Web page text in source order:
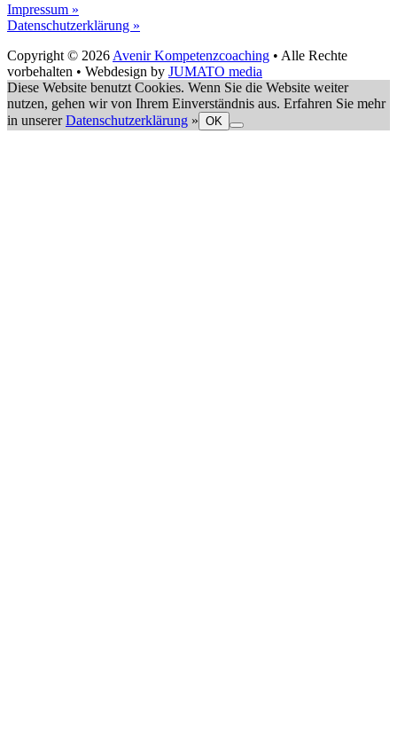
Impressum »
Datenschutzerklärung »
Copyright © 2026 Avenir Kompetenzcoaching • Alle Rechte
vorbehalten • Webdesign by JUMATO media
Diese Website benutzt Cookies. Wenn Sie die Website weiter
nutzen, gehen wir von Ihrem Einverständnis aus. Erfahren Sie mehr
in unsererDatenschutzerklärung » OK